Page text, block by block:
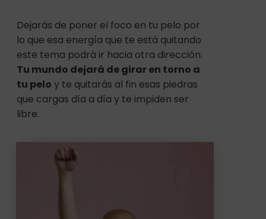
Dejarás de poner el foco en tu pelo por
lo que esa energía que te está quitando
este tema podrá ir hacia otra dirección.
Tu mundo dejará de girar en torno a
tu pelo y te quitarás al fin esas piedras
que cargas día a día y te impiden ser
libre.